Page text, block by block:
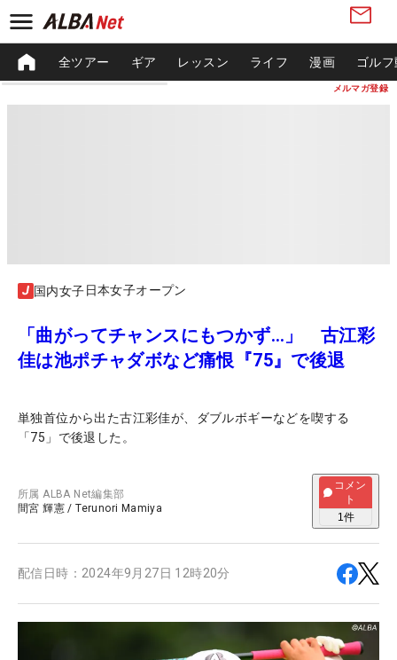
メルマガ登録
全ツアー ギア レッスン ライフ 漫画 ゴル
国内女子日本女子オープン
「曲がってチャンスにもつかず…」 古江彩
佳は池ポチャダボなど痛恨『75』で後退
単独首位から出た古江彩佳が、ダブルボギーなどを喫する
「75」で後退した。
所属ALBA Net編集部
間宮 輝憲 /Terunori Mamiya
コメン
ト
1件
配信日時： 2024年9月27日 12時20分